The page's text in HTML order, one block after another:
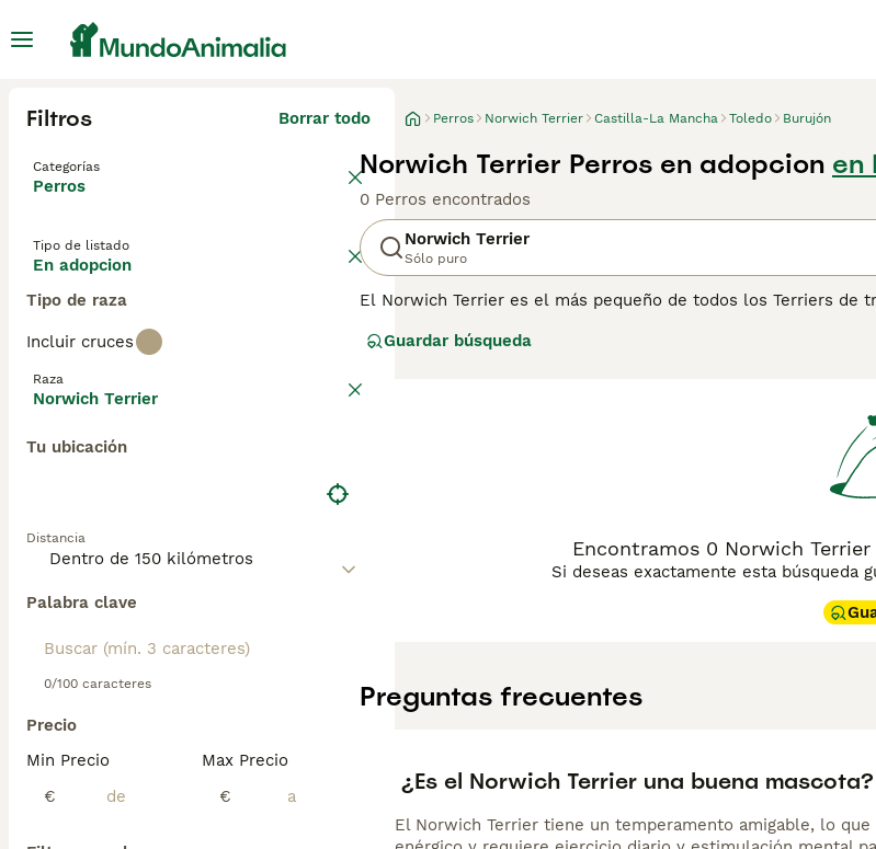
Filtros Borrar todo
Categorías
Perros
Tipo de listado
En adopcion
Tipo de raza
Incluir cruces
Raza
Norwich Terrier
Tu ubicación
Distancia
Palabra clave
0/100 caracteres
Precio
Min Precio
€
Max Precio
€
Perros Norwich Terrier Castilla-La Mancha Toledo Burujón
Norwich Terrier Perros en adopcion en
0 Perros encontrados
Norwich Terrier
Sólo puro
El Norwich Terrier es el más pequeño de todos los Terriers de
los Norfolk las tienen más caídas. Aunque estos perros
domésticas en peligro de extinción por el Kennel Club. Lee
Guardar búsqueda
Encontramos 0 Norwich
Si deseas exactamente esta búsqueda
Preguntas frecuentes
¿Es el Norwich Terrier una buena mascota?
El Norwich Terrier tiene un temperamento amigable, lo